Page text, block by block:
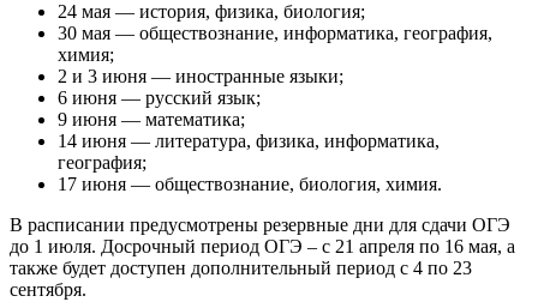
24 мая — история, физика, биология;
30 мая — обществознание, информатика, география,
химия;
2 и 3 июня — иностранные языки;
6 июня — русский язык;
9 июня — математика;
14 июня — литература, физика, информатика,
география;
17 июня — обществознание, биология, химия.
В расписании предусмотрены резервные дни для сдачи ОГЭ
до 1 июля. Досрочный период ОГЭ – с 21 апреля по 16 мая, а
также будет доступен дополнительный период с 4 по 23
сентября.